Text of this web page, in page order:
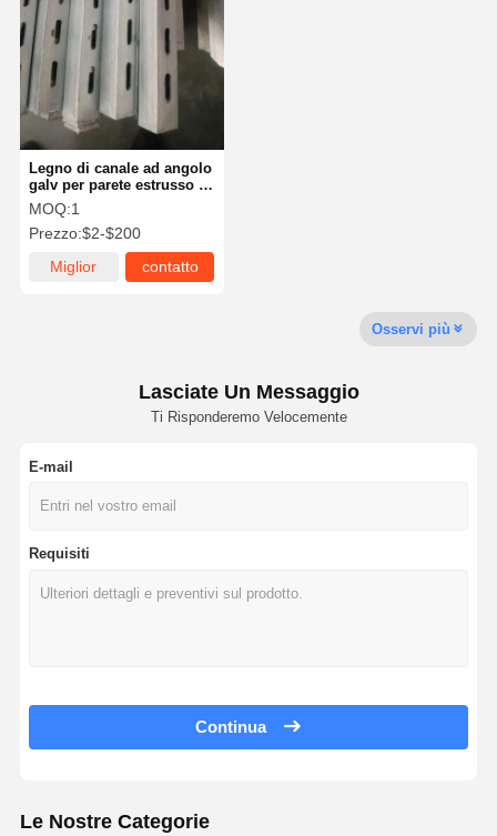
Legno di canale ad angolo
galv per parete estrusso a
forma di L per cornice
metallica
MOQ:1
Prezzo:$2-$200
Miglior
contatto
Osservi più
Lasciate Un Messaggio
Ti Risponderemo Velocemente
E-mail
Requisiti
Continua
Le Nostre Categorie